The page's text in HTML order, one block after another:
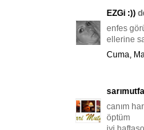
EZGi :))
enfes
ellerine
Cuma,
canım
öptüm